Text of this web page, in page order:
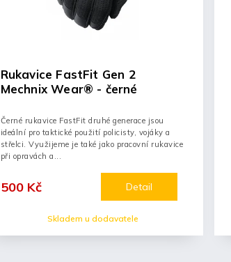
Rukavice FastFit Gen 2
Mechnix Wear® - černé
Skladem u dodavatele
500 Kč Detail
Černé rukavice FastFit druhé generace jsou
ideální pro taktické použití policisty, vojáky a
střelci. Využijeme je také jako pracovní rukavice
při opravách a...